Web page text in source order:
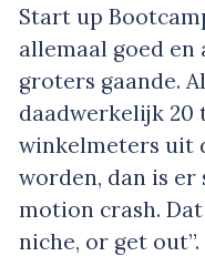
Start up
allemaal goed en
groters gaande.
daadwerkelijk 20
winkelmeters uit
worden, dan is er
motion crash.
niche, or get out